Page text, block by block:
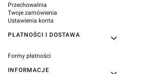
Przechowalnia
Twoje zamówienia
Ustawienia konta
PŁATNOŚCI I DOSTAWA
Formy płatności
INFORMACJE